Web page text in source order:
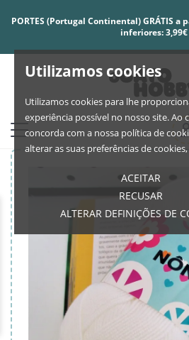
Utilizamos cookies
Utilizamos cookies para lhe
experiência possível no nosso site. Ao
concorda com a nossa política de
alterar as suas preferências de
ACEITAR
RECUSAR
ALTERAR DEFINIÇÕES DE
PORTES (Portugal Continental) GRÁTIS
inferiores: 3,99€